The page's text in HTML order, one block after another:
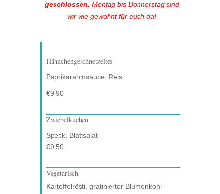
geschlossen. Montag bis Donnerstag sind
wir wie gewohnt für euch da!
Hähnchengeschnetzeltes
Paprikarahmsauce, Reis
€9,90
Zwiebelkuchen
Speck, Blattsalat
€9,50
Vegetarisch
Kartoffelrösti, gratinierter Blumenkohl